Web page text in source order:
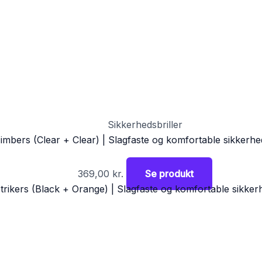
Sikkerhedsbriller
(Clear + Clear) | Slagfaste og komfortable
369,00 kr. Se produkt